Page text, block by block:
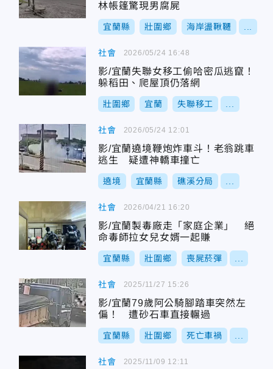
林帳篷驚現男腐屍
宜蘭縣 壯圍鄉 海岸盪鞦韆
社會
影/宜蘭失聯女移工偷哈密瓜逃竄！
躲稻田、爬屋頂仍落網
壯圍鄉 宜蘭 失聯移工
2026/05/24 16:48
社會
影/宜蘭遶境鞭炮炸車斗！老翁跳車
逃生 疑遭神轎車撞亡
遶境 宜蘭縣 礁溪分局
2026/05/24 12:01
社會
影/宜蘭製毒廠走「家庭企業」 絕
命毒師拉女兒女婿一起賺
宜蘭縣 壯圍鄉 喪屍菸彈
2026/04/21 16:20
社會
影/宜蘭79歲阿公騎腳踏車突然左
偏！ 遭砂石車直接輾過
宜蘭縣 壯圍鄉 死亡車禍
2025/11/27 15:26
社會 2025/11/09 12:11